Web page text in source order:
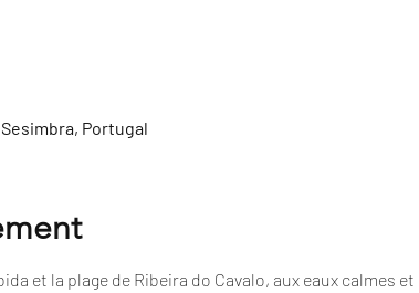
Portugal
et la plage de Ribeira do Cavalo, aux eaux calmes